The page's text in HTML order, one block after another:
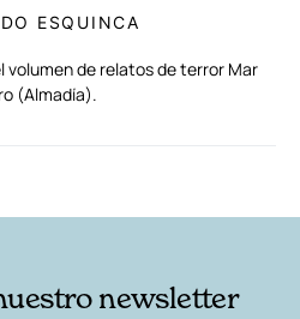
ESQUINCA
volumen de relatos de terror Mar
(Almadía).
newsletter